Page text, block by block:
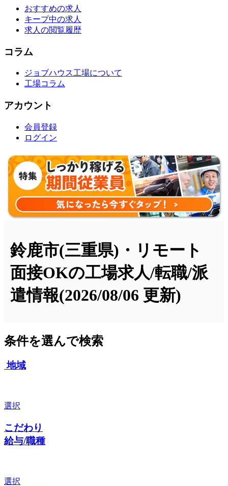
おすすめの求人
キープ中の求人
求人の閲覧履歴
コラム
ジョブハウス工場について
工場コラム
アカウント
会員登録
ログイン
鈴鹿市(三重県)・リモート
面接OKの工場求人/転職/派
遣情報(2026/08/06 更新)
条件を選んで検索
地域
選択
こだわり
給与/職種
選択